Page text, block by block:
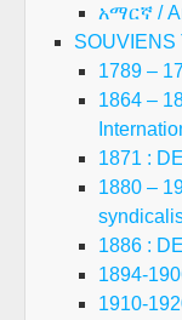
አማርኛ /
1789 –
1864 –
1871 :
1880 –
1886 :
1894-
1910-